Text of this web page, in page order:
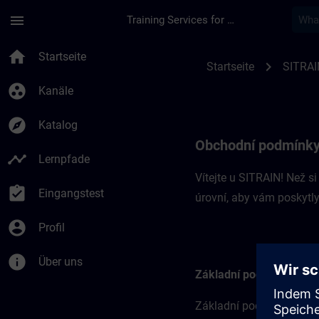
menu Training Services for Digital Industries
home Startseite
group_work Kanäle
explore Katalog
timeline Lernpfade
assignment_turned_in Eingangstest
account_circle Profil
info Über uns
Startseite chevron_right
Obchodní
Vítejte u SITRAIN! Než
úrovní, aby vám
Základní podmínky
Základní podmínky